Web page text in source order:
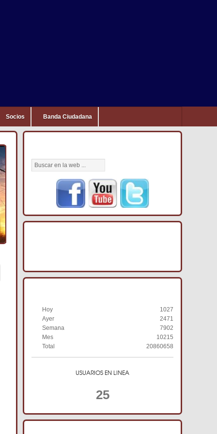
Socios Banda Ciudadana
Hoy
1027
Ayer
2471
Semana
7902
Mes
10215
Total
20860658
USUARIOS EN LINEA
25